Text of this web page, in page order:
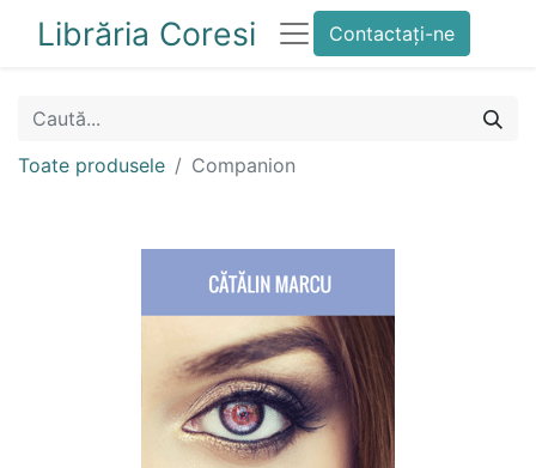
Librăria Coresi Contactați-ne
Toate produsele Companion